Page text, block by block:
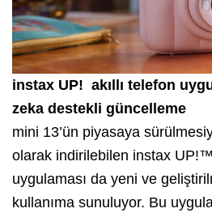
instax UP! akıllı telefon
zeka destekli güncelleme
mini 13’ün piyasaya
olarak indirilebilen instax UP!™
uygulaması da yeni ve
kullanıma sunuluyor. Bu